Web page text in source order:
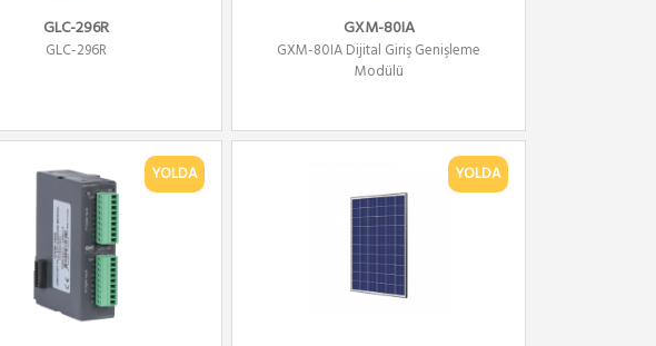
GLC-296R
GLC-296R
GXM-80IA
GXM-80IA Dijital Giriş Genişleme
Modülü
YOLDA YOLDA